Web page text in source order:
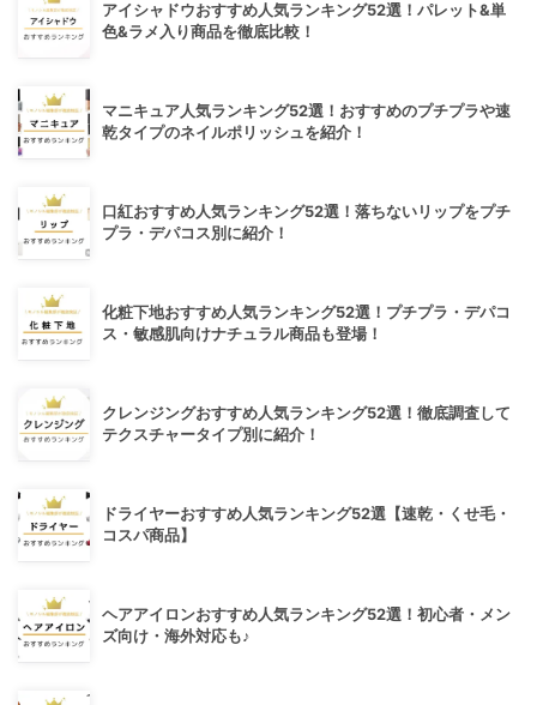
アイシャドウおすすめ人気ランキング52選！パレット&単
色&ラメ入り商品を徹底比較！
マニキュア人気ランキング52選！おすすめのプチプラや速
乾タイプのネイルポリッシュを紹介！
口紅おすすめ人気ランキング52選！落ちないリップをプチ
プラ・デパコス別に紹介！
化粧下地おすすめ人気ランキング52選！プチプラ・デパコ
ス・敏感肌向けナチュラル商品も登場！
クレンジングおすすめ人気ランキング52選！徹底調査して
テクスチャータイプ別に紹介！
ドライヤーおすすめ人気ランキング52選【速乾・くせ毛・
コスパ商品】
ヘアアイロンおすすめ人気ランキング52選！初心者・メン
ズ向け・海外対応も♪